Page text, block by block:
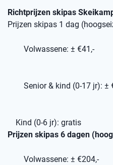
Richtprijzen skipas
Prijzen skipas 1 dag
Volwassene: ± €41,-
Senior & kind (0-17 jr): ±
Kind (0-6 jr): gratis
Prijzen skipas 6 dagen
Volwassene: ± €204,-